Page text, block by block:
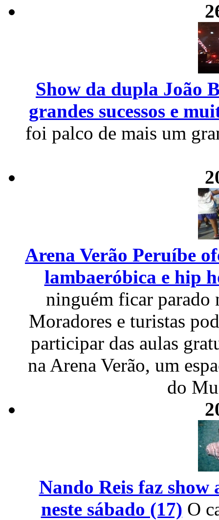
Show da dupla João
grandes sucessos e
foi palco de mais um
Arena Verão Peruíbe
lambaeróbica e hip
ninguém ficar parado
Moradores e turistas
participar das aulas
na Arena Verão, um
do
Nando Reis faz
neste sábado (17) O